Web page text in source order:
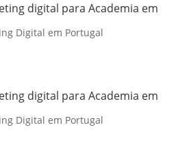
digital para Academia em
Digital em Portugal
digital para Academia em
Digital em Portugal